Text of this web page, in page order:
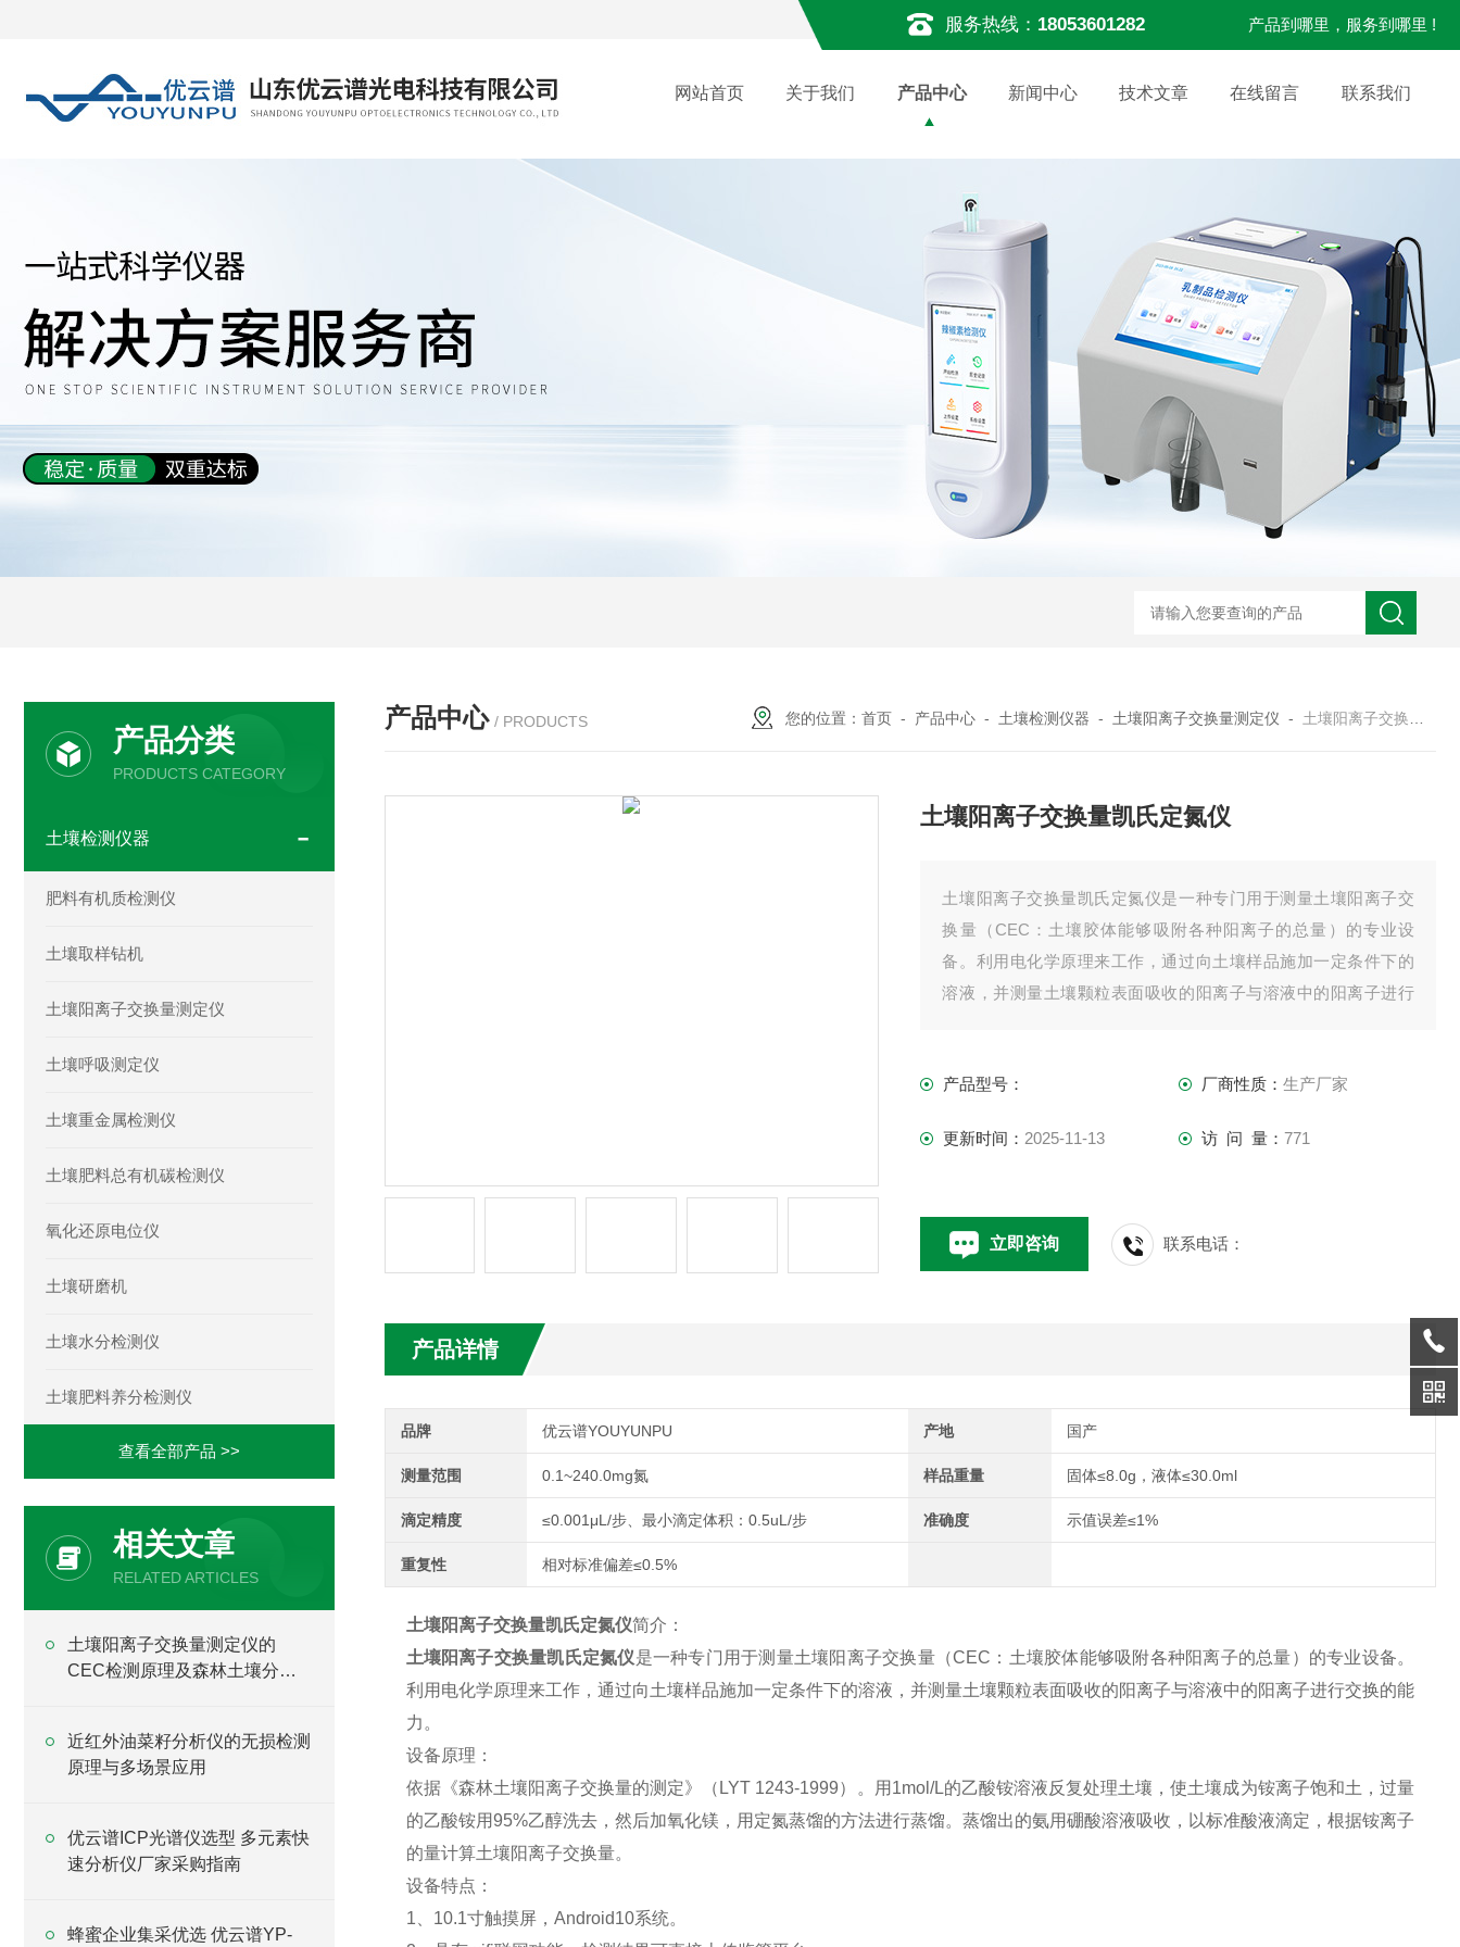
服务热线： 18053601282 产品到哪里，服务到哪里 !
网站首页 关于我们 产品中心 新闻中心 技术文章 在线留言 联系我们
产品中心 / PRODUCTS 您的位置：首页 - 产品中心 - 土壤检测仪器 - 土壤阳离子交换量测定仪 - 土壤阳离子交换量凯氏定氮仪
土壤阳离子交换量凯氏定氮仪
土壤阳离子交换量凯氏定氮仪是一种专门用于测量土壤阳离子交
换量（CEC：土壤胶体能够吸附各种阳离子的总量）的专业设
备。利用电化学原理来工作，通过向土壤样品施加一定条件下的
溶液，并测量土壤颗粒表面吸收的阳离子与溶液中的阳离子进行
产品型号： 厂商性质： 生产厂家
更新时间： 2025-11-13 访 问 量： 771
立即咨询 联系电话：
产品详情
品牌 优云谱YOUYUNPU 产地 国产
测量范围 0.1~240.0mg氮 样品重量 固体≤8.0g，液体≤30.0ml
滴定精度 ≤0.001μL/步、最小滴定体积：0.5uL/步 准确度 示值误差≤1%
重复性 相对标准偏差≤0.5%
土壤阳离子交换量凯氏定氮仪简介：
土壤阳离子交换量凯氏定氮仪是一种专门用于测量土壤阳离子交换量（CEC：土壤胶体能够吸附各种阳离子的总量）的专业设备。
利用电化学原理来工作，通过向土壤样品施加一定条件下的溶液，并测量土壤颗粒表面吸收的阳离子与溶液中的阳离子进行交换的能
力。
设备原理：
依据《森林土壤阳离子交换量的测定》（LYT 1243-1999）。用1mol/L的乙酸铵溶液反复处理土壤，使土壤成为铵离子饱和土，过量
的乙酸铵用95%乙醇洗去，然后加氧化镁，用定氮蒸馏的方法进行蒸馏。蒸馏出的氨用硼酸溶液吸收，以标准酸液滴定，根据铵离子
的量计算土壤阳离子交换量。
设备特点：
1、10.1寸触摸屏，Android10系统。
产品分类
PRODUCTS CATEGORY
土壤检测仪器
肥料有机质检测仪
土壤取样钻机
土壤阳离子交换量测定仪
土壤呼吸测定仪
土壤重金属检测仪
土壤肥料总有机碳检测仪
氧化还原电位仪
土壤研磨机
土壤水分检测仪
土壤肥料养分检测仪
查看全部产品 >>
相关文章
RELATED ARTICLES
土壤阳离子交换量测定仪的
CEC检测原理及森林土壤分析
近红外油菜籽分析仪的无损检测
原理与多场景应用
优云谱ICP光谱仪选型 多元素快
速分析仪厂家采购指南
蜂蜜企业集采优选 优云谱YP-